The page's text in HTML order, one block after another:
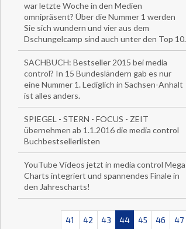
war letzte Woche in den Medien
omnipräsent? Über die Nummer 1 werden
Sie sich wundern und vier aus dem
Dschungelcamp sind auch unter den Top 10.
SACHBUCH: Bestseller 2015 bei media
control? In 15 Bundesländern gab es nur
eine Nummer 1. Lediglich in Sachsen-Anhalt
ist alles anders.
SPIEGEL - STERN - FOCUS - ZEIT
übernehmen ab 1.1.2016 die media control
Buchbestsellerlisten
YouTube Videos jetzt in media control Mega
Charts integriert und spannendes Finale in
den Jahrescharts!
41 42 43 44 45 46 47